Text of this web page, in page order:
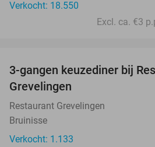
Verkocht: 18.550
Excl. ca. €3
3-gangen keuzediner bij
Grevelingen
Restaurant Grevelingen
Bruinisse
Verkocht: 1.133